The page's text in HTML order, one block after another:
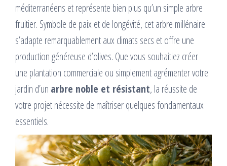
méditerranéens et représente bien plus qu’un simple arbre
fruitier. Symbole de paix et de longévité, cet arbre millénaire
s’adapte remarquablement aux climats secs et offre une
production généreuse d’olives. Que vous souhaitiez créer
une plantation commerciale ou simplement agrémenter votre
jardin d’un arbre noble et résistant, la réussite de
votre projet nécessite de maîtriser quelques fondamentaux
essentiels.